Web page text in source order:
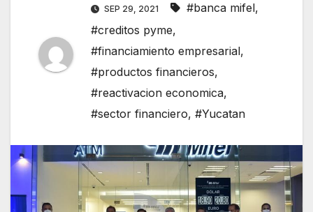
SEP 29, 2021 #banca mifel,
#creditos pyme,
#financiamiento empresarial,
#productos financieros,
#reactivacion economica,
#sector financiero, #Yucatan